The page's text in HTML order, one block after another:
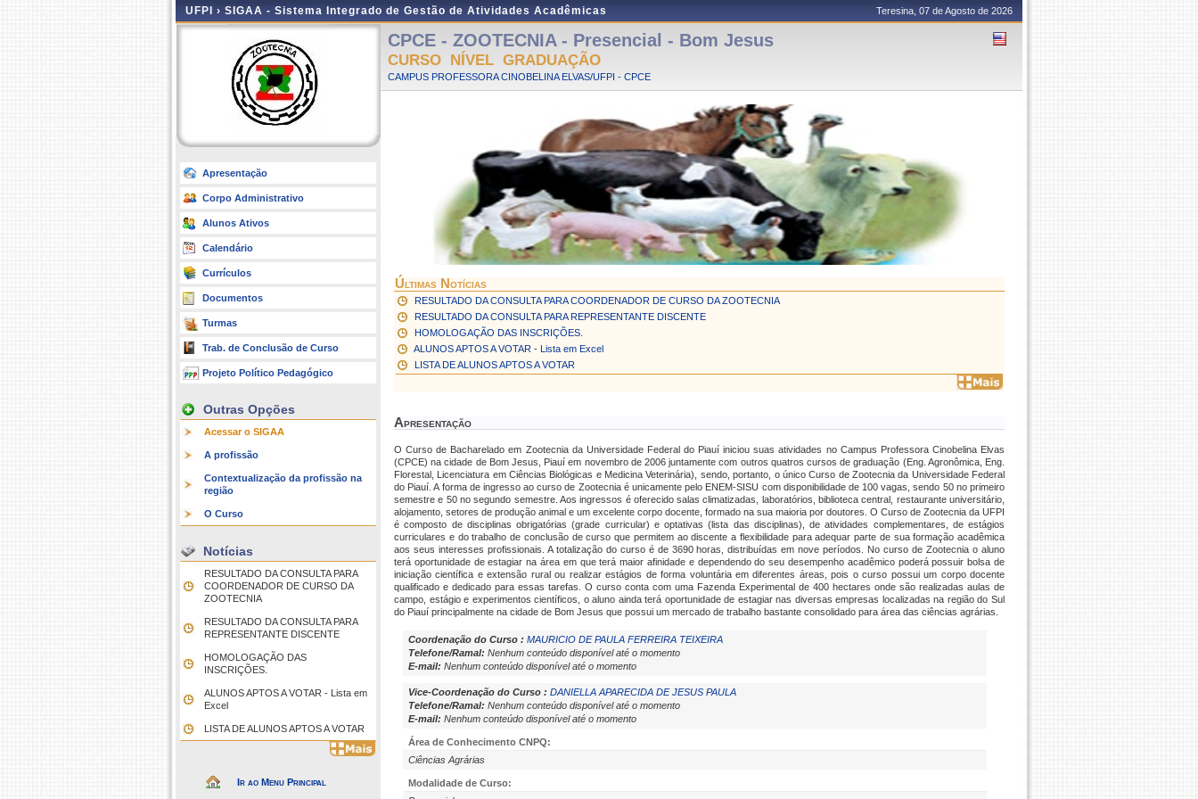
UFPI › SIGAA - Sistema Integrado de Gestão de Atividades Acadêmicas Teresina, 07 de Agosto de 2026
Apresentação
Corpo Administrativo
Alunos Ativos
Calendário
Currículos
Documentos
Turmas
Trab. de Conclusão de Curso
Projeto Político Pedagógico
Outras Opções
Acessar o SIGAA
A profissão
Contextualização da profissão na
região
O Curso
Notícias
RESULTADO DA CONSULTA PARA
COORDENADOR DE CURSO DA
ZOOTECNIA
RESULTADO DA CONSULTA PARA
REPRESENTANTE DISCENTE
HOMOLOGAÇÃO DAS
INSCRIÇÕES.
ALUNOS APTOS A VOTAR - Lista em
Excel
LISTA DE ALUNOS APTOS A VOTAR
Ir ao Menu Principal
CPCE - ZOOTECNIA - Presencial - Bom Jesus
CURSO NÍVEL GRADUAÇÃO
CAMPUS PROFESSORA CINOBELINA ELVAS/UFPI - CPCE
Últimas Notícias
RESULTADO DA CONSULTA PARA COORDENADOR DE CURSO DA ZOOTECNIA
RESULTADO DA CONSULTA PARA REPRESENTANTE DISCENTE
HOMOLOGAÇÃO DAS INSCRIÇÕES.
ALUNOS APTOS A VOTAR - Lista em Excel
LISTA DE ALUNOS APTOS A VOTAR
Apresentação
O Curso de Bacharelado em Zootecnia da Universidade Federal do Piauí iniciou suas atividades no Campus Professora Cinobelina Elvas
(CPCE) na cidade de Bom Jesus, Piauí em novembro de 2006 juntamente com outros quatros cursos de graduação (Eng. Agronômica, Eng.
Florestal, Licenciatura em Ciências Biológicas e Medicina Veterinária), sendo, portanto, o único Curso de Zootecnia da Universidade Federal
do Piauí. A forma de ingresso ao curso de Zootecnia é unicamente pelo ENEM-SISU com disponibilidade de 100 vagas, sendo 50 no primeiro
semestre e 50 no segundo semestre. Aos ingressos é oferecido salas climatizadas, laboratórios, biblioteca central, restaurante universitário,
alojamento, setores de produção animal e um excelente corpo docente, formado na sua maioria por doutores. O Curso de Zootecnia da UFPI
é composto de disciplinas obrigatórias (grade curricular) e optativas (lista das disciplinas), de atividades complementares, de estágios
curriculares e do trabalho de conclusão de curso que permitem ao discente a flexibilidade para adequar parte de sua formação acadêmica
aos seus interesses profissionais. A totalização do curso é de 3690 horas, distribuídas em nove períodos. No curso de Zootecnia o aluno
terá oportunidade de estagiar na área em que terá maior afinidade e dependendo do seu desempenho acadêmico poderá possuir bolsa de
iniciação científica e extensão rural ou realizar estágios de forma voluntária em diferentes áreas, pois o curso possui um corpo docente
qualificado e dedicado para essas tarefas. O curso conta com uma Fazenda Experimental de 400 hectares onde são realizadas aulas de
campo, estágio e experimentos científicos, o aluno ainda terá oportunidade de estagiar nas diversas empresas localizadas na região do Sul
do Piauí principalmente na cidade de Bom Jesus que possui um mercado de trabalho bastante consolidado para área das ciências agrárias.
Coordenação do Curso : MAURICIO DE PAULA FERREIRA TEIXEIRA
Telefone/Ramal: Nenhum conteúdo disponível até o momento
E-mail: Nenhum conteúdo disponível até o momento
Vice-Coordenação do Curso : DANIELLA APARECIDA DE JESUS PAULA
Telefone/Ramal: Nenhum conteúdo disponível até o momento
E-mail: Nenhum conteúdo disponível até o momento
Área de Conhecimento CNPQ:
Ciências Agrárias
Modalidade de Curso: